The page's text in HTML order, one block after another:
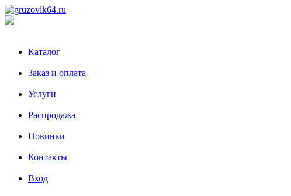
Каталог
Заказ и оплата
Услуги
Распродажа
Новинки
Контакты
Вход